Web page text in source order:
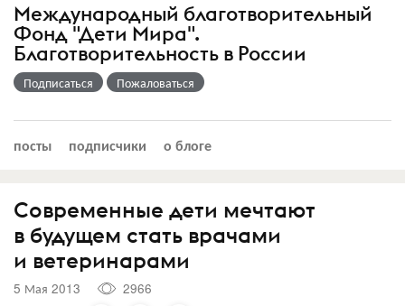
Международный благотворительный
Фонд "Дети Мира".
Благотворительность в России
Подписаться Пожаловаться
посты подписчики о блоге
Современные дети мечтают
в будущем стать врачами
и ветеринарами
5 Мая 2013
2966